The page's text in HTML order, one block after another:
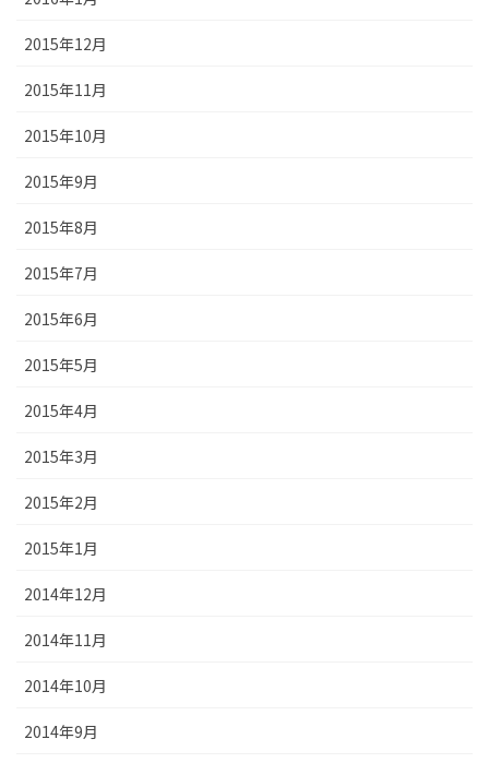
2015年12月
2015年11月
2015年10月
2015年9月
2015年8月
2015年7月
2015年6月
2015年5月
2015年4月
2015年3月
2015年2月
2015年1月
2014年12月
2014年11月
2014年10月
2014年9月